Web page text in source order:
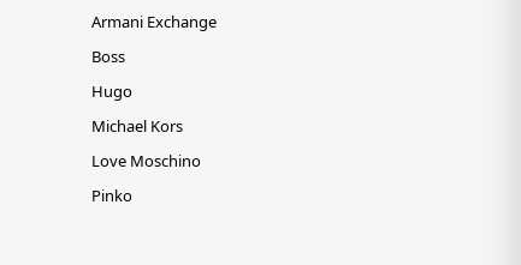
Armani Exchange
Boss
Hugo
Michael Kors
Love Moschino
Pinko